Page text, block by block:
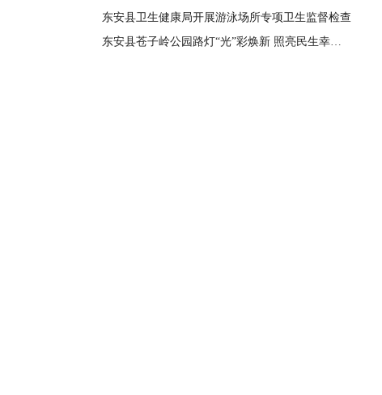
东安县卫生健康局开展游泳场所专项卫生监督检查
东安县苍子岭公园路灯“光”彩焕新 照亮民生幸福路